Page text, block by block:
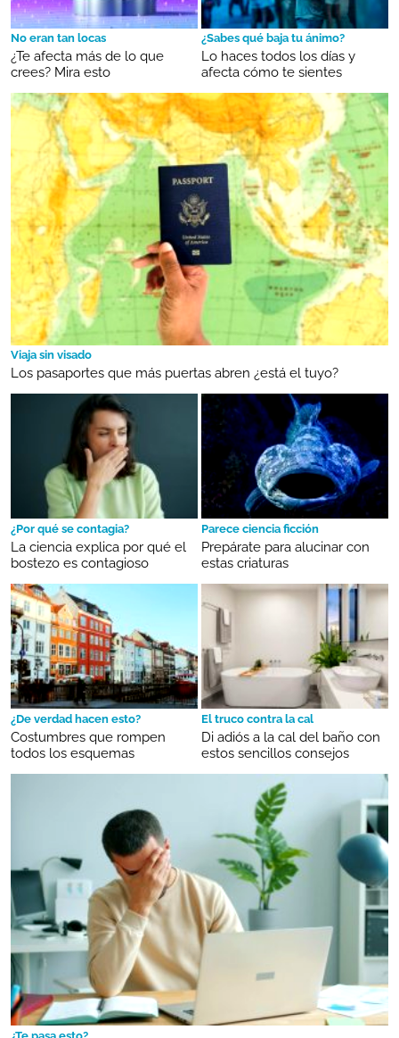
No eran tan locas
¿Te afecta más de lo que
crees? Mira esto
¿Sabes qué baja tu ánimo?
Lo haces todos los días y
afecta cómo te sientes
Viaja sin visado
Los pasaportes que más puertas abren ¿está el tuyo?
¿Por qué se contagia?
La ciencia explica por qué el
bostezo es contagioso
Parece ciencia ficción
Prepárate para alucinar con
estas criaturas
¿De verdad hacen esto?
Costumbres que rompen
todos los esquemas
El truco contra la cal
Di adiós a la cal del baño con
estos sencillos consejos